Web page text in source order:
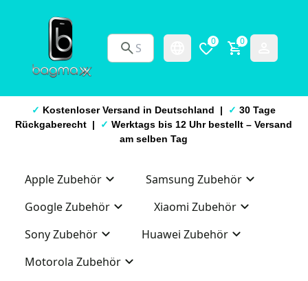
0 0
✓ Kostenloser Versand in Deutschland | ✓ 30 Tage
Rückgaberecht | ✓ Werktags bis 12 Uhr bestellt – Versand
am selben Tag
Apple Zubehör
Samsung Zubehör
Google Zubehör
Xiaomi Zubehör
Sony Zubehör
Huawei Zubehör
Motorola Zubehör